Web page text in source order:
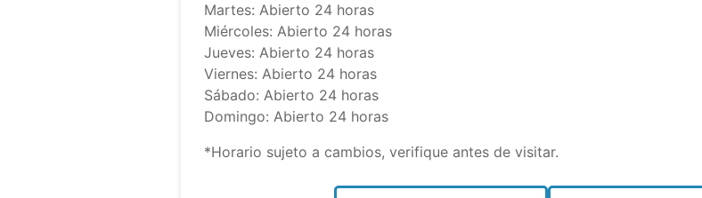
Martes: Abierto 24 horas
Miércoles: Abierto 24 horas
Jueves: Abierto 24 horas
Viernes: Abierto 24 horas
Sábado: Abierto 24 horas
Domingo: Abierto 24 horas
*Horario sujeto a cambios, verifique antes de visitar.